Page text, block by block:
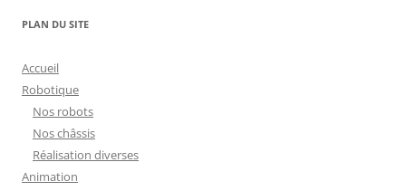
PLAN DU SITE
Accueil
Robotique
Nos robots
Nos châssis
Réalisation diverses
Animation